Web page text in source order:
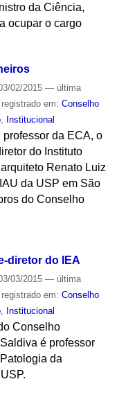
da Ciência,
ocupar o cargo
02/2015 — última
em: Conselho
, Institucional
da ECA, o
do Instituto
Renato Luiz
da USP em São
do Conselho
diretor do IEA
03/2015 — última
em: Conselho
, Institucional
Conselho
é professor
da